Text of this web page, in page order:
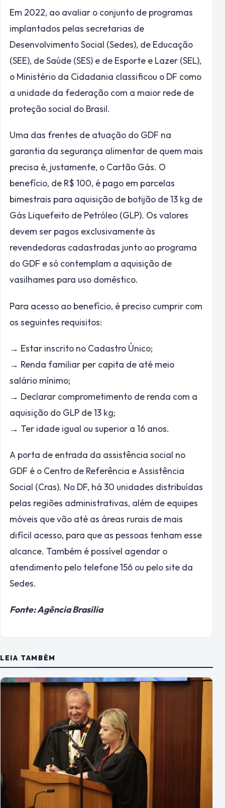
Em 2022, ao avaliar o conjunto de programas
implantados pelas secretarias de
Desenvolvimento Social (Sedes), de Educação
(SEE), de Saúde (SES) e de Esporte e Lazer (SEL),
o Ministério da Cidadania classificou o DF como
a unidade da federação com a maior rede de
proteção social do Brasil.
Uma das frentes de atuação do GDF na
garantia da segurança alimentar de quem mais
precisa é, justamente, o Cartão Gás. O
benefício, de R$ 100, é pago em parcelas
bimestrais para aquisição de botijão de 13 kg de
Gás Liquefeito de Petróleo (GLP). Os valores
devem ser pagos exclusivamente às
revendedoras cadastradas junto ao programa
do GDF e só contemplam a aquisição de
vasilhames para uso doméstico.
Para acesso ao benefício, é preciso cumprir com
os seguintes requisitos:
→ Estar inscrito no Cadastro Único;
→ Renda familiar per capita de até meio
salário mínimo;
→ Declarar comprometimento de renda com a
aquisição do GLP de 13 kg;
→ Ter idade igual ou superior a 16 anos.
A porta de entrada da assistência social no
GDF é o Centro de Referência e Assistência
Social (Cras). No DF, há 30 unidades distribuídas
pelas regiões administrativas, além de equipes
móveis que vão até as áreas rurais de mais
difícil acesso, para que as pessoas tenham esse
alcance. Também é possível agendar o
atendimento pelo telefone 156 ou pelo site da
Sedes.
Fonte: Agência Brasília
LEIA TAMBÉM